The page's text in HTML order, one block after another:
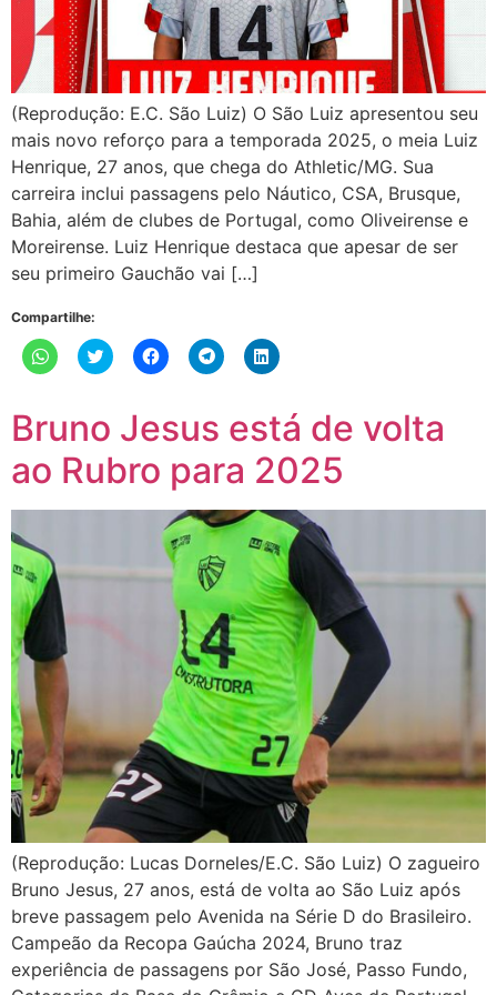
(Reprodução: E.C. São Luiz) O São Luiz apresentou seu
mais novo reforço para a temporada 2025, o meia Luiz
Henrique, 27 anos, que chega do Athletic/MG. Sua
carreira inclui passagens pelo Náutico, CSA, Brusque,
Bahia, além de clubes de Portugal, como Oliveirense e
Moreirense. Luiz Henrique destaca que apesar de ser
seu primeiro Gauchão vai […]
Compartilhe:
Clique
para
WhatsApp(abre
em
nova
janela)
Clique
para
Twitter(abre
em
nova
janela)
Clique
para
em
nova
Clique
para
Telegram(abre
em
nova
janela)
Clique
para
LinkedIn(abre
em
nova
janela)
Bruno Jesus está de volta
ao Rubro para 2025
(Reprodução: Lucas Dorneles/E.C. São Luiz) O zagueiro
Bruno Jesus, 27 anos, está de volta ao São Luiz após
breve passagem pelo Avenida na Série D do Brasileiro.
Campeão da Recopa Gaúcha 2024, Bruno traz
experiência de passagens por São José, Passo Fundo,